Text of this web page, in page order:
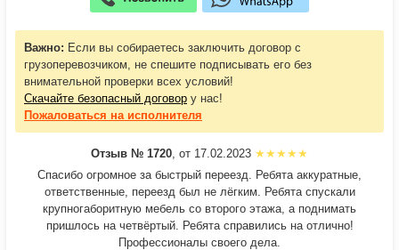
Важно: Если вы собираетесь заключить договор с
грузоперевозчиком, не спешите подписывать его без
внимательной проверки всех условий!
Скачайте безопасный договор у нас!
Пожаловаться на исполнителя
Отзыв № 1720 , от 17.02.2023
Спасибо огромное за быстрый переезд. Ребята аккуратные,
ответственные, переезд был не лёгким. Ребята спускали
крупногаборитную мебель со второго этажа, а поднимать
пришлось на четвёртый. Ребята справились на отлично!
Профессионалы своего дела.